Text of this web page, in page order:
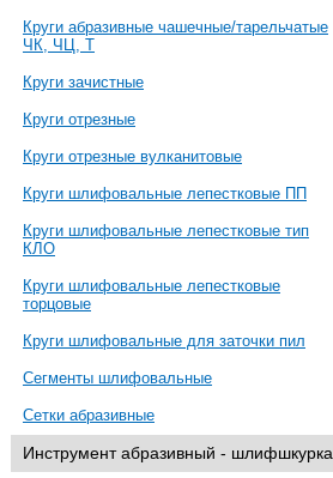
Круги абразивные чашечные/тарельчатые
ЧК, ЧЦ, Т
Круги зачистные
Круги отрезные
Круги отрезные вулканитовые
Круги шлифовальные лепестковые ПП
Круги шлифовальные лепестковые тип
КЛО
Круги шлифовальные лепестковые
торцовые
Круги шлифовальные для заточки пил
Сегменты шлифовальные
Сетки абразивные
Инструмент абразивный - шлифшкурка